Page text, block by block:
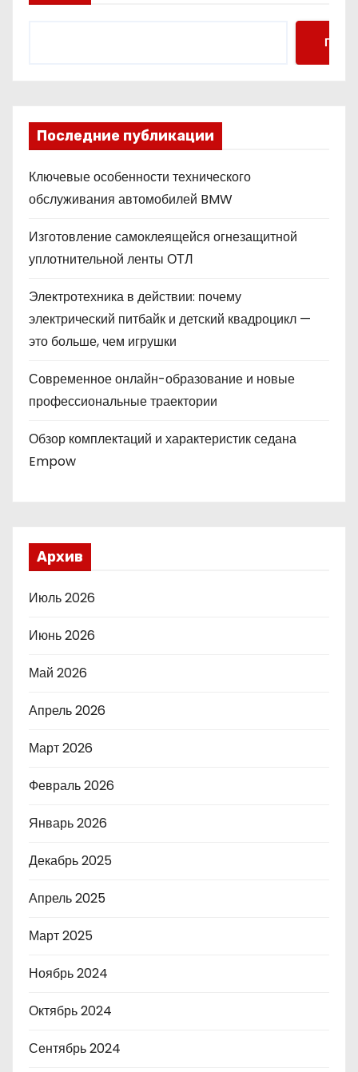
Поиск
Последние публикации
Ключевые особенности технического
обслуживания автомобилей BMW
Изготовление самоклеящейся огнезащитной
уплотнительной ленты ОТЛ
Электротехника в действии: почему
электрический питбайк и детский квадроцикл —
это больше, чем игрушки
Современное онлайн-образование и новые
профессиональные траектории
Обзор комплектаций и характеристик седана
Empow
Архив
Июль 2026
Июнь 2026
Май 2026
Апрель 2026
Март 2026
Февраль 2026
Январь 2026
Декабрь 2025
Апрель 2025
Март 2025
Ноябрь 2024
Октябрь 2024
Сентябрь 2024